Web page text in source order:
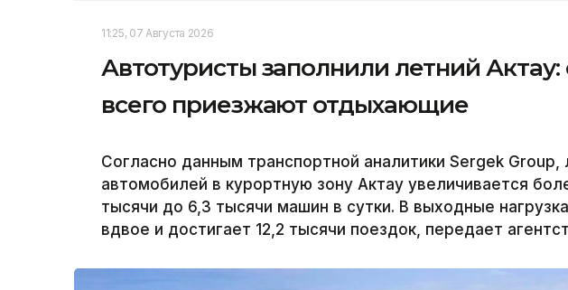
11:25, 07 Августа 2026
Автотуристы заполнили летний
всего приезжают отдыхающие
Согласно данным транспортной аналитики Sergek Group,
автомобилей в курортную зону Актау увеличивается
тысячи до 6,3 тысячи машин в сутки. В выходные
вдвое и достигает 12,2 тысячи поездок, передает